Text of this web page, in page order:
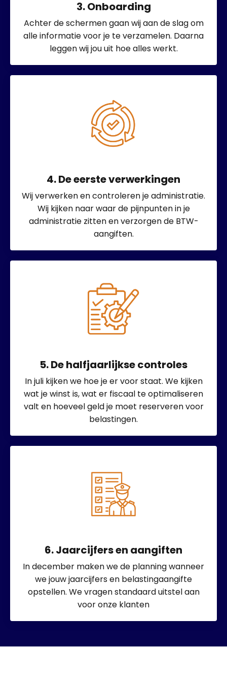
3. Onboarding
Achter de schermen gaan wij aan de slag om
alle informatie voor je te verzamelen. Daarna
leggen wij jou uit hoe alles werkt.
4. De eerste verwerkingen
Wij verwerken en controleren je administratie.
Wij kijken naar waar de pijnpunten in je
administratie zitten en verzorgen de BTW-
aangiften.
5. De halfjaarlijkse controles
In juli kijken we hoe je er voor staat. We kijken
wat je winst is, wat er fiscaal te optimaliseren
valt en hoeveel geld je moet reserveren voor
belastingen.
6. Jaarcijfers en aangiften
In december maken we de planning wanneer
we jouw jaarcijfers en belastingaangifte
opstellen. We vragen standaard uitstel aan
voor onze klanten